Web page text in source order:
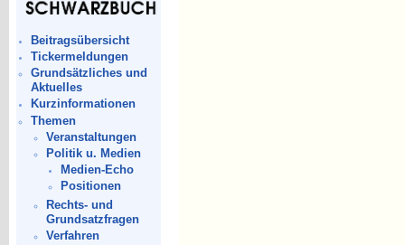
Beitragsübersicht
Tickermeldungen
Grundsätzliches und
Aktuelles
Kurzinformationen
Themen
Veranstaltungen
Politik u. Medien
Medien-Echo
Positionen
Rechts- und
Grundsatzfragen
Verfahren